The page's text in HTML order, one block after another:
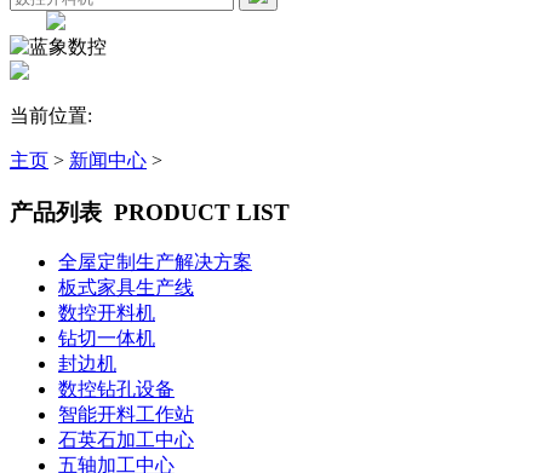
当前位置:
主页 > 新闻中心 >
产品列表 PRODUCT LIST
全屋定制生产解决方案
板式家具生产线
数控开料机
钻切一体机
封边机
数控钻孔设备
智能开料工作站
石英石加工中心
五轴加工中心